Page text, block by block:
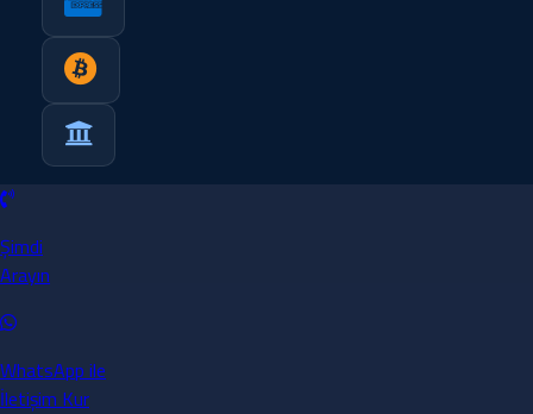
Şimdi
Arayın
WhatsApp ile
İletişim Kur